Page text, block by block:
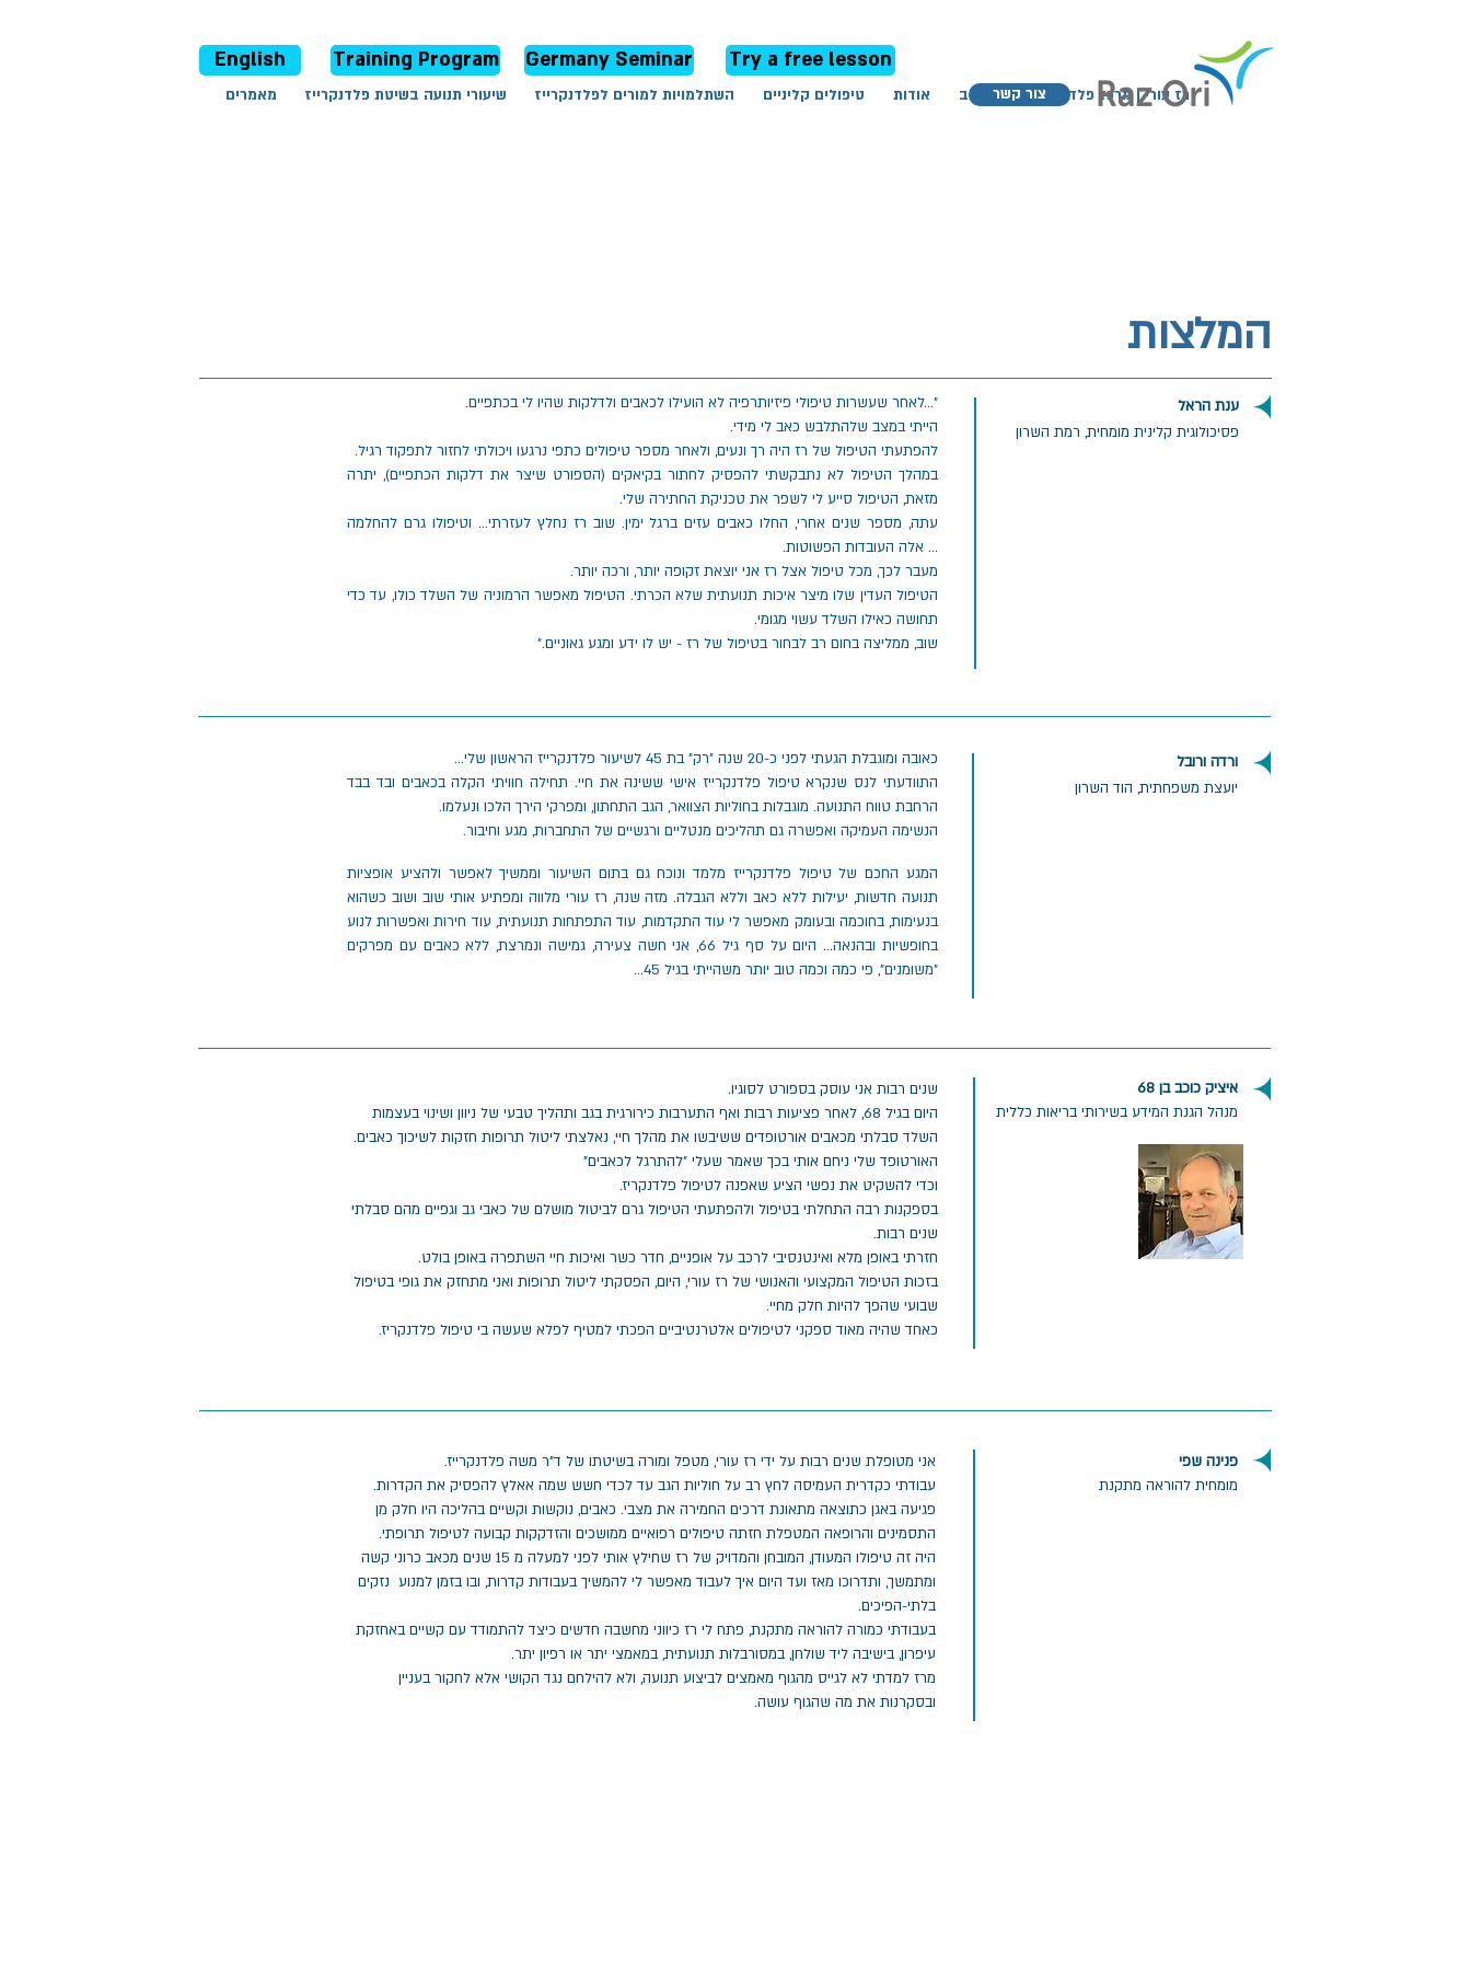
רז עורי | מרכז פלדנקרייז רמת אביב אודות טיפולים קליניים השתלמויות למורים לפלדנקרייז שיעורי תנועה בשיטת פלדנקרייז מאמרים צור קשר
English Training Program Germany Seminar Try a free lesson
המלצות
ענת הראל
פסיכולוגית קלינית מומחית, רמת השרון
"...לאחר שעשרות טיפולי פיזיותרפיה לא הועילו לכאבים ולדלקות שהיו לי בכתפיים.
הייתי במצב שלהתלבש כאב לי מידי.
להפתעתי הטיפול של רז היה רך ונעים, ולאחר מספר טיפולים כתפי נרגעו ויכולתי לחזור לתפקוד רגיל.
במהלך הטיפול לא נתבקשתי להפסיק לחתור בקיאקים (הספורט שיצר את דלקות הכתפיים), יתרה
מזאת, הטיפול סייע לי לשפר את טכניקת החתירה שלי.
עתה, מספר שנים אחרי, החלו כאבים עזים ברגל ימין. שוב רז נחלץ לעזרתי... וטיפולו גרם להחלמה
... אלה העובדות הפשוטות.
מעבר לכך, מכל טיפול אצל רז אני יוצאת זקופה יותר, ורכה יותר.
הטיפול העדין שלו מיצר איכות תנועתית שלא הכרתי. הטיפול מאפשר הרמוניה של השלד כולו, עד כדי
תחושה כאילו השלד עשוי מגומי.
שוב, ממליצה בחום רב לבחור בטיפול של רז - יש לו ידע ומגע גאוניים."
ורדה ורובל
יועצת משפחתית, הוד השרון
כאובה ומוגבלת הגעתי לפני כ-20 שנה "רק" בת 45 לשיעור פלדנקרייז הראשון שלי...
התוודעתי לנס שנקרא טיפול פלדנקרייז אישי ששינה את חיי. תחילה חוויתי הקלה בכאבים ובד בבד
הרחבת טווח התנועה. מוגבלות בחוליות הצוואר, הגב התחתון, ומפרקי הירך הלכו ונעלמו.
הנשימה העמיקה ואפשרה גם תהליכים מנטליים ורגשיים של התחברות, מגע וחיבור.
המגע החכם של טיפול פלדנקרייז מלמד ונוכח גם בתום השיעור וממשיך לאפשר ולהציע אופציות
תנועה חדשות, יעילות ללא כאב וללא הגבלה. מזה שנה, רז עורי מלווה ומפתיע אותי שוב ושוב כשהוא
בנעימות, בחוכמה ובעומק מאפשר לי עוד התקדמות, עוד התפתחות תנועתית, עוד חירות ואפשרות לנוע
בחופשיות ובהנאה... היום על סף גיל 66, אני חשה צעירה, גמישה ונמרצת, ללא כאבים עם מפרקים
"משומנים", פי כמה וכמה טוב יותר משהייתי בגיל 45...
איציק כוכב בן 68
מנהל הגנת המידע בשירותי בריאות כללית
שנים רבות אני עוסק בספורט לסוגיו.
היום בגיל 68, לאחר פציעות רבות ואף התערבות כירורגית בגב ותהליך טבעי של ניוון ושינוי בעצמות
השלד סבלתי מכאבים אורטופדים ששיבשו את מהלך חיי, נאלצתי ליטול תרופות חזקות לשיכוך כאבים.
האורטופד שלי ניחם אותי בכך שאמר שעלי ״להתרגל לכאבים״
וכדי להשקיט את נפשי הציע שאפנה לטיפול פלדנקריז.
בספקנות רבה התחלתי בטיפול ולהפתעתי הטיפול גרם לביטול מושלם של כאבי גב וגפיים מהם סבלתי
שנים רבות.
חזרתי באופן מלא ואינטנסיבי לרכב על אופניים, חדר כשר ואיכות חיי השתפרה באופן בולט.
בזכות הטיפול המקצועי והאנושי של רז עורי, היום, הפסקתי ליטול תרופות ואני מתחזק את גופי בטיפול
שבועי שהפך להיות חלק מחיי.
כאחד שהיה מאוד ספקני לטיפולים אלטרנטיביים הפכתי למטיף לפלא שעשה בי טיפול פלדנקריז.
פנינה שפי
מומחית להוראה מתקנת
אני מטופלת שנים רבות על ידי רז עורי, מטפל ומורה בשיטתו של ד"ר משה פלדנקרייז.
עבודתי כקדרית העמיסה לחץ רב על חוליות הגב עד לכדי חשש שמה אאלץ להפסיק את הקדרות.
פגיעה באגן כתוצאה מתאונת דרכים החמירה את מצבי. כאבים, נוקשות וקשיים בהליכה היו חלק מן
התסמינים והרופאה המטפלת חזתה טיפולים רפואיים ממושכים והזדקקות קבועה לטיפול תרופתי.
היה זה טיפולו המעודן, המובחן והמדויק של רז שחילץ אותי לפני למעלה מ 15 שנים מכאב כרוני קשה
ומתמשך, ותדרוכו מאז ועד היום איך לעבוד מאפשר לי להמשיך בעבודות קדרות, ובו בזמן למנוע נזקים
בלתי-הפיכים.
בעבודתי כמורה להוראה מתקנת, פתח לי רז כיווני מחשבה חדשים כיצד להתמודד עם קשיים באחזקת
עיפרון, בישיבה ליד שולחן, במסורבלות תנועתית, במאמצי יתר או רפיון יתר.
מרז למדתי לא לגייס מהגוף מאמצים לביצוע תנועה, ולא להילחם נגד הקושי אלא לחקור בעניין
ובסקרנות את מה שהגוף עושה.